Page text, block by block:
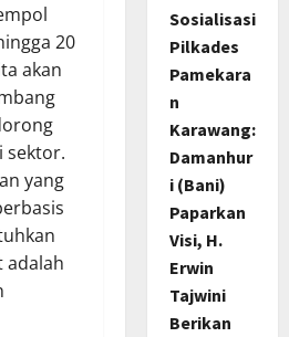
20
akan
sektor.
yang
adalah
Sosialisasi
Pilkades
Pamekara
n
Karawang:
Damanhur
i (Bani)
Paparkan
Visi, H.
Erwin
Tajwini
Berikan